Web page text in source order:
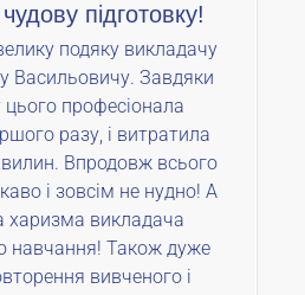
підготовку!
подяку викладачу
Васильовичу. Завдяки
професіонала
разу, і витратила
Впродовж всього
і зовсім не нудно! А
харизма викладача
навчання! Також дуже
вивченого і